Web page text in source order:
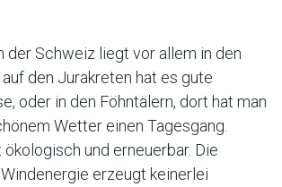
der Schweiz liegt vor allem in den
auf den Jurakreten hat es gute
oder in den Föhntälern, dort hat man
Wetter einen Tagesgang.
und erneuerbar. Die
erzeugt keinerlei